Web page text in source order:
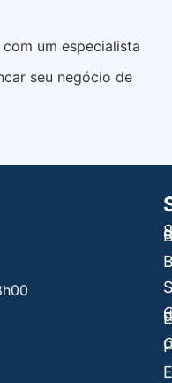
um especialista
seu negócio de